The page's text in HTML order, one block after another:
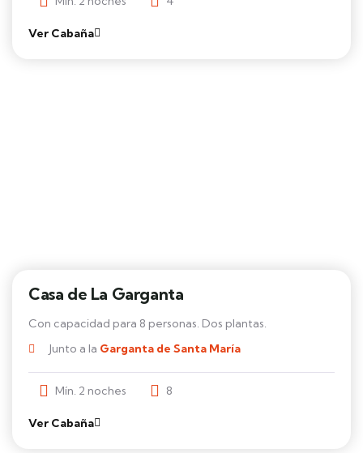
Ver Cabaña
Casa de La Garganta
Con capacidad para 8 personas. Dos plantas.
Junto a la Garganta de Santa María
Mín. 2 noches 8
Ver Cabaña